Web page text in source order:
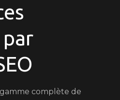
par
complète de